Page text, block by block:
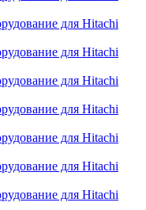
для Hitachi
для Hitachi
для Hitachi
для Hitachi
для Hitachi
для Hitachi
для Hitachi